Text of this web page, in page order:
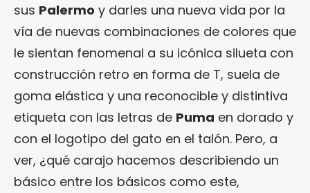
sus Palermo y darles una nueva vida por la
vía de nuevas combinaciones de colores que
le sientan fenomenal a su icónica silueta con
construcción retro en forma de T, suela de
goma elástica y una reconocible y distintiva
etiqueta con las letras de Puma en dorado y
con el logotipo del gato en el talón. Pero, a
ver, ¿qué carajo hacemos describiendo un
básico entre los básicos como este,